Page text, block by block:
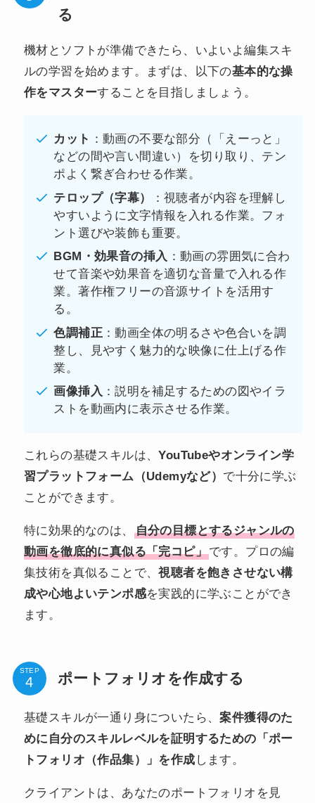
る
機材とソフトが準備できたら、いよいよ編集スキ
ルの学習を始めます。まずは、以下の基本的な操
作をマスターすることを目指しましょう。
カット ：動画の不要な部分（「えーっと」
などの間や言い間違い）を切り取り、テン
ポよく繋ぎ合わせる作業。
テロップ（字幕）
：視聴者が内容を理解し
やすいように文字情報を入れる作業。フォ
ント選びや装飾も重要。
BGM・効果音の挿入 ：動画の雰囲気に合わ
せて音楽や効果音を適切な音量で入れる作
業。著作権フリーの音源サイトを活用す
る。
色調補正 ：動画全体の明るさや色合いを調
整し、見やすく魅力的な映像に仕上げる作
業。
画像挿入 ：説明を補足するための図やイラ
ストを動画内に表示させる作業。
これらの基礎スキルは、YouTubeやオンライン学
習プラットフォーム（Udemyなど） で十分に学ぶ
ことができます。
特に効果的なのは、
自分の目標とするジャンルの
動画を徹底的に真似る「完コピ」です。プロの編
集技術を真似ることで、視聴者を飽きさせない構
成や心地よいテンポ感を実践的に学ぶことができ
ます。
STEP ポートフォリオを作成する
基礎スキルが一通り身についたら、案件獲得のた
めに自分のスキルレベルを証明するための「ポー
トフォリオ（作品集）」を作成 します。
クライアントは、あなたのポートフォリオを見